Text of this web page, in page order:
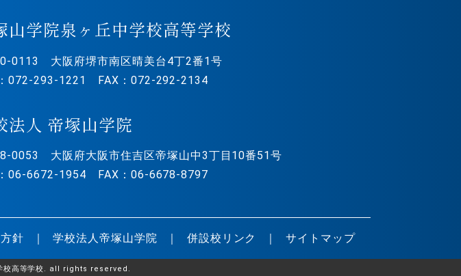
山学院泉ヶ丘中学校高等学校
0113 大阪府堺市南区晴美台4丁2番1号
072-293-1221 FAX：072-292-2134
法人 帝塚山学院
0053 大阪府大阪市住吉区帝塚山中3丁目10番51号
06-6672-1954 FAX：06-6678-8797
針 学校法人帝塚山学院 併設校リンク サイトマップ
校高等学校. all rights reserved.